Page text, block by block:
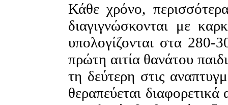
Κάθε χρόνο,
διαγιγνώσκονται με
υπολογίζονται στα 280-
πρώτη αιτία θανάτου
τη δεύτερη στις
θεραπεύεται